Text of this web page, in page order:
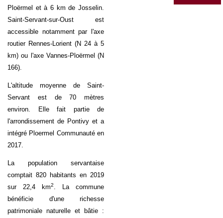
Ploërmel et à 6 km de Josselin.
Saint-Servant-sur-Oust est
accessible notamment par l'axe
routier Rennes-Lorient (N 24 à 5
km) ou l'axe Vannes-Ploërmel (N
166).
L'altitude moyenne de Saint-
Servant est de 70 mètres
environ. Elle fait partie de
l'arrondissement de Pontivy et a
intégré Ploermel Communauté en
2017.
La population servantaise
comptait 820 habitants en 2019
sur 22,4 km2
. La commune
bénéficie d'une richesse
patrimoniale naturelle et bâtie :